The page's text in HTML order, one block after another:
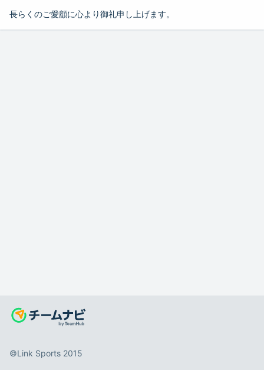
長らくのご愛顧に心より御礼申し上げます。
©️Link Sports 2015